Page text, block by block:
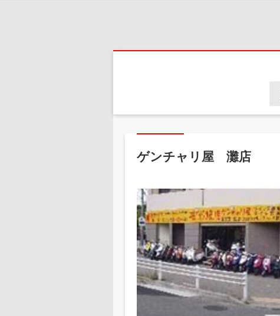
ゲンチャリ屋 灘店